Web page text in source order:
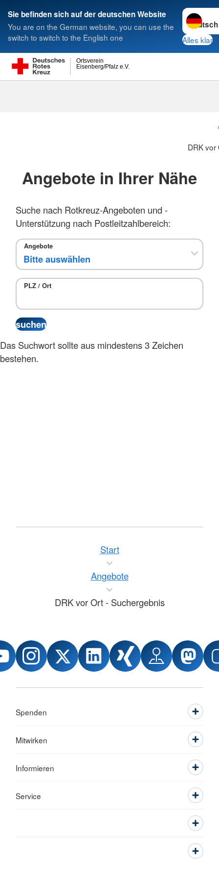
Sie befinden sich auf der deutschen Website
You are on the German website, you can use the
switch to switch to the English one
Sprache
Alles klar
Eisenberg/Pfalz e.V.
Ortsverein
Suche
DRK vor
Angebote in Ihrer Nähe
Suche nach Rotkreuz-Angeboten und -
Unterstützung nach Postleitzahlbereich:
Angebote
PLZ / Ort
Das Suchwort sollte aus mindestens 3 Zeichen
bestehen.
Start
Angebote
DRK vor Ort - Suchergebnis
Spenden
Mitwirken
Informieren
Service